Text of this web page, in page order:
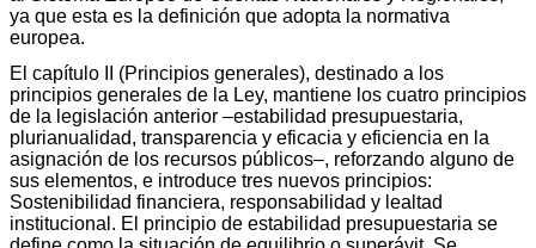
ya que esta es la definición que adopta la normativa
europea.
El capítulo II (Principios generales), destinado a los
principios generales de la Ley, mantiene los cuatro principios
de la legislación anterior –estabilidad presupuestaria,
plurianualidad, transparencia y eficacia y eficiencia en la
asignación de los recursos públicos–, reforzando alguno de
sus elementos, e introduce tres nuevos principios:
Sostenibilidad financiera, responsabilidad y lealtad
institucional. El principio de estabilidad presupuestaria se